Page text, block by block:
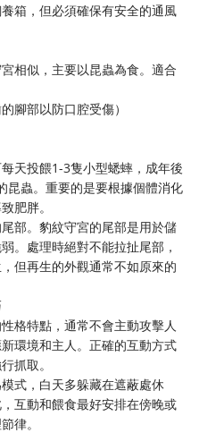
箱，但必須確保有安全的通風
相似，主要以昆蟲為食。適合
腳部以防口腔受傷）
天投餵1-3隻小型蟋蟀，成年後
昆蟲。重要的是要根據個體消化
肥胖。
部。豹紋守宮的尾部是用於儲
。處理時絕對不能拉扯尾部，
但再生的外觀通常不如原來的
格特點，通常不會主動攻擊人
環境和主人。正確的互動方式
抓取。
式，白天多躲藏在遮蔽處休
互動和餵食最好安排在傍晚或
律。